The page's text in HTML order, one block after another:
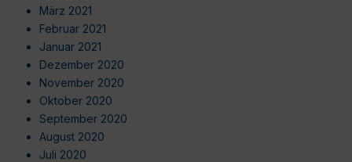
März 2021
Februar 2021
Januar 2021
Dezember 2020
November 2020
Oktober 2020
September 2020
August 2020
Juli 2020